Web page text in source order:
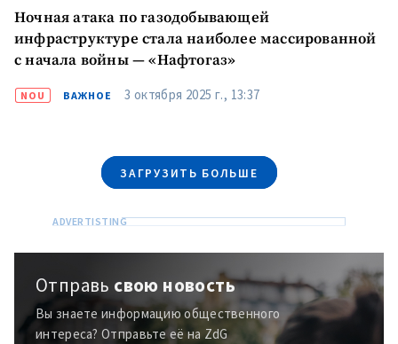
Ночная атака по газодобывающей
инфраструктуре стала наиболее массированной
с начала войны — «Нафтогаз»
NOU ВАЖНОЕ 3 октября 2025 г., 13:37
ЗАГРУЗИТЬ БОЛЬШЕ
Отправь свою новость
Вы знаете информацию общественного
интереса? Отправьте её на ZdG
МОЯ НОВОСТЬ
Заголовок новости
+ Добавить
заголовок
+ Загрузить
Ссылка на медиа
+ Добавить ссылку на
медиа
новости
КОНТАКТНЫЙ ИСТОЧНИК
Анонимный источник